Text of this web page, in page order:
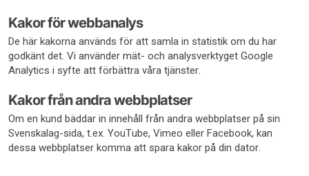
Kakor för webbanalys
De här kakorna används för att samla in statistik om du har
godkänt det. Vi använder mät- och analysverktyget Google
Analytics i syfte att förbättra våra tjänster.
Kakor från andra webbplatser
Om en kund bäddar in innehåll från andra webbplatser på sin
Svenskalag-sida, t.ex. YouTube, Vimeo eller Facebook, kan
dessa webbplatser komma att spara kakor på din dator.